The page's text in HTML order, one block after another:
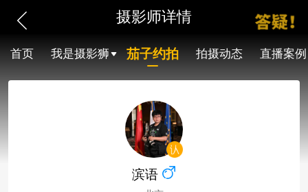
摄影师详情
首页 我是摄影狮 茄子约拍 拍摄动态 直播案例
滨语